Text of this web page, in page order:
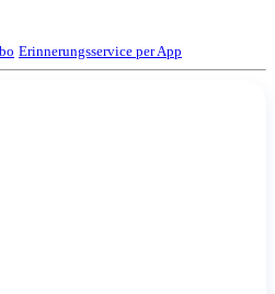
Erinnerungsservice per App